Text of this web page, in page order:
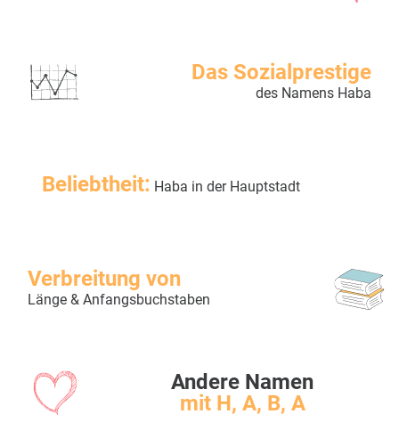
Das Sozialprestige
des Namens Haba
Beliebtheit: Haba in der Hauptstadt
Verbreitung von
Länge & Anfangsbuchstaben
Andere Namen
mit H, A, B, A